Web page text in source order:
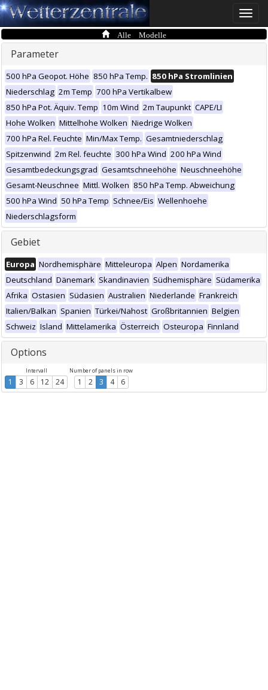
Toggle
Alle Modelle
Parameter
500 hPa Geopot. Höhe 850 hPa Temp. 850 hPa Stromlinien
Niederschlag 2m Temp 700 hPa Vertikalbew
850 hPa Pot. Äquiv. Temp 10m Wind 2m Taupunkt CAPE/LI
Hohe Wolken Mittelhohe Wolken Niedrige Wolken
700 hPa Rel. Feuchte Min/Max Temp. Gesamtniederschlag
Spitzenwind 2m Rel. feuchte 300 hPa Wind 200 hPa Wind
Gesamtbedeckungsgrad Gesamtschneehöhe Neuschneehöhe
Gesamt-Neuschnee Mittl. Wolken 850 hPa Temp. Abweichung
500 hPa Wind 50 hPa Temp Schnee/Eis Wellenhoehe
Niederschlagsform
Gebiet
Europa Nordhemisphäre Mitteleuropa Alpen Nordamerika
Deutschland Dänemark Skandinavien Südhemisphäre Südamerika
Afrika Ostasien Südasien Australien Niederlande Frankreich
Italien/Balkan Spanien Türkei/Nahost Großbritannien Belgien
Schweiz Island Mittelamerika Österreich Osteuropa Finnland
Options
Intervall
1 3 6 12 24
Number of panels in row
1 2 3 4 6